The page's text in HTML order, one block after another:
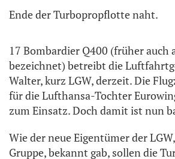
Ende der Turbopropflotte naht.
17 Bombardier Q400 (früher auch
bezeichnet) betreibt die
Walter, kurz LGW, derzeit. Die
für die Lufthansa-Tochter
zum Einsatz. Doch damit ist nun
Wie der neue Eigentümer der
Gruppe, bekannt gab, sollen die